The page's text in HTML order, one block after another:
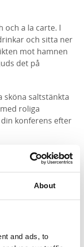
About
and ads, to
och a la carte. I
och sitta ner
mot hamnen
det på
sköna saltstänkta
roliga
konferens efter
miljö